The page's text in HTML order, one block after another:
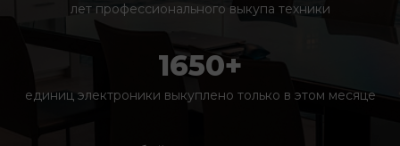
лет профессионального выкупа техники
1650+
единиц электроники выкуплено только в этом месяце